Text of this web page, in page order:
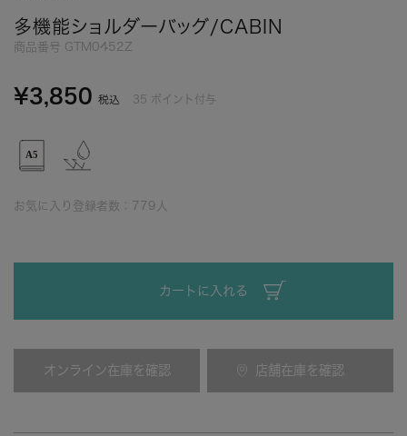
多機能ショルダーバッグ/CABIN
商品番号 GTM0452Z
¥3,850 税込 35 ポイント付与
お気に入り登録者数： 779 人
カートに入れる
オンライン在庫を確認 店舗在庫を確認